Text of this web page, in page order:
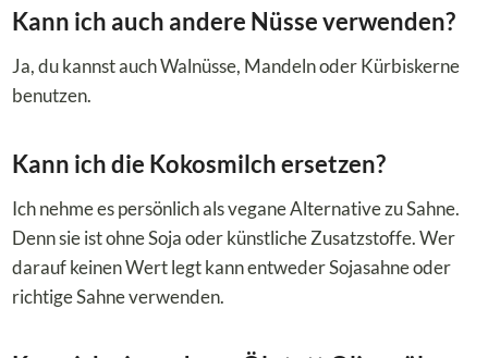
Kann ich auch andere Nüsse verwenden?
Ja, du kannst auch Walnüsse, Mandeln oder Kürbiskerne
benutzen.
Kann ich die Kokosmilch ersetzen?
Ich nehme es persönlich als vegane Alternative zu Sahne.
Denn sie ist ohne Soja oder künstliche Zusatzstoffe. Wer
darauf keinen Wert legt kann entweder Sojasahne oder
richtige Sahne verwenden.